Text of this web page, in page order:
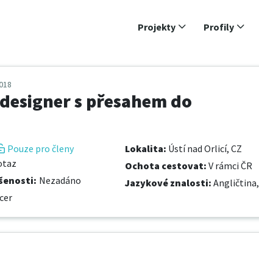
Projekty Profily
s přesahem do
Pouze pro členy
: Nezadáno
Lokalita: Ústí nad Orlicí, CZ
Ochota cestovat: V rámci ČR
Jazykové znalosti: Angličtina,